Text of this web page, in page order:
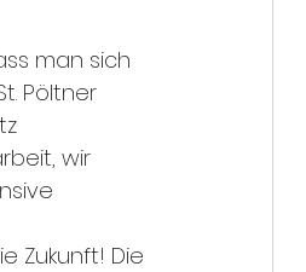
man sich
Pöltner
wir
Zukunft! Die